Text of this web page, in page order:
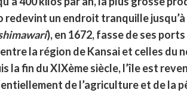
redevint un endroit tranquille
), en 1672, fasse de ses
la région de Kansai et celles du
la fin du XIXème siècle, l’île est
de l’agriculture et de la